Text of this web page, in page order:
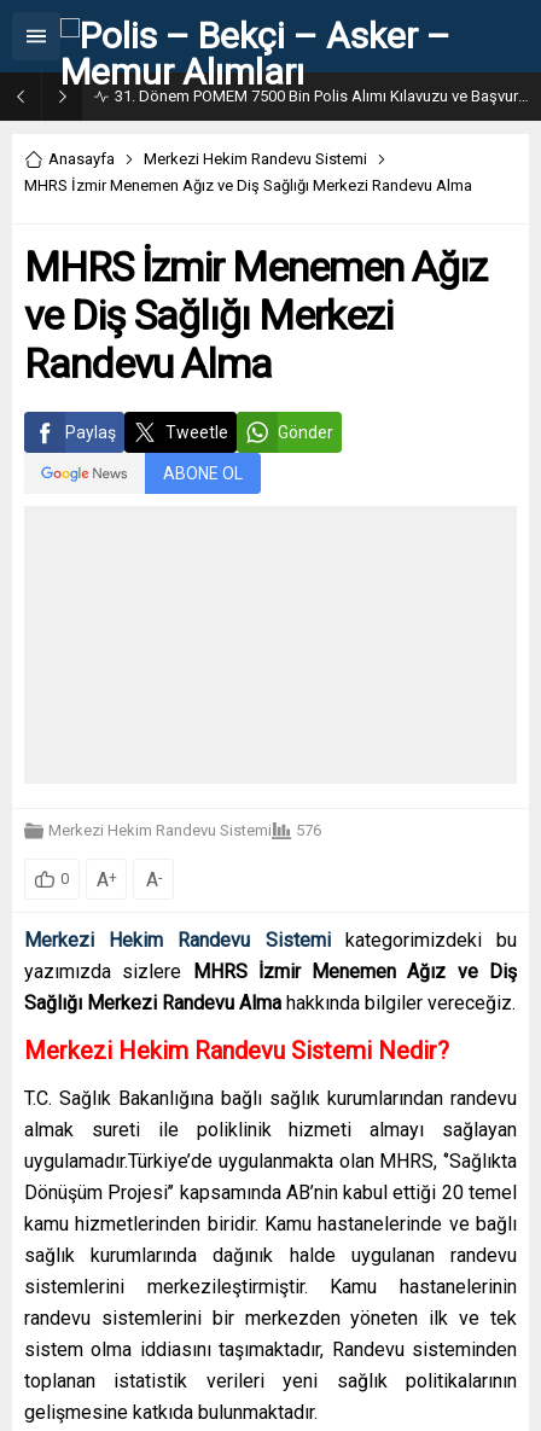
31. Dönem POMEM 7500 Bin Polis Alımı Kılavuzu ve Başvuru Ekranı
Anasayfa
Merkezi Hekim Randevu Sistemi
MHRS İzmir Menemen Ağız ve Diş Sağlığı Merkezi Randevu Alma
MHRS İzmir Menemen Ağız
ve Diş Sağlığı Merkezi
Randevu Alma
Paylaş Tweetle Gönder
ABONE OL
Merkezi Hekim Randevu Sistemi 576
0 A+ A-
Merkezi Hekim Randevu Sistemikategorimizdeki bu
yazımızda sizlere MHRS İzmir Menemen Ağız ve Diş
Sağlığı Merkezi Randevu Alma hakkında bilgiler vereceğiz.
Merkezi Hekim Randevu Sistemi Nedir?
T.C. Sağlık Bakanlığına bağlı sağlık kurumlarından randevu
almak sureti ile poliklinik hizmeti almayı sağlayan
uygulamadır.Türkiye’de uygulanmakta olan MHRS, ‘’Sağlıkta
Dönüşüm Projesi’’ kapsamında AB’nin kabul ettiği 20 temel
kamu hizmetlerinden biridir. Kamu hastanelerinde ve bağlı
sağlık kurumlarında dağınık halde uygulanan randevu
sistemlerini merkezileştirmiştir. Kamu hastanelerinin
randevu sistemlerini bir merkezden yöneten ilk ve tek
sistem olma iddiasını taşımaktadır, Randevu sisteminden
toplanan istatistik verileri yeni sağlık politikalarının
gelişmesine katkıda bulunmaktadır.